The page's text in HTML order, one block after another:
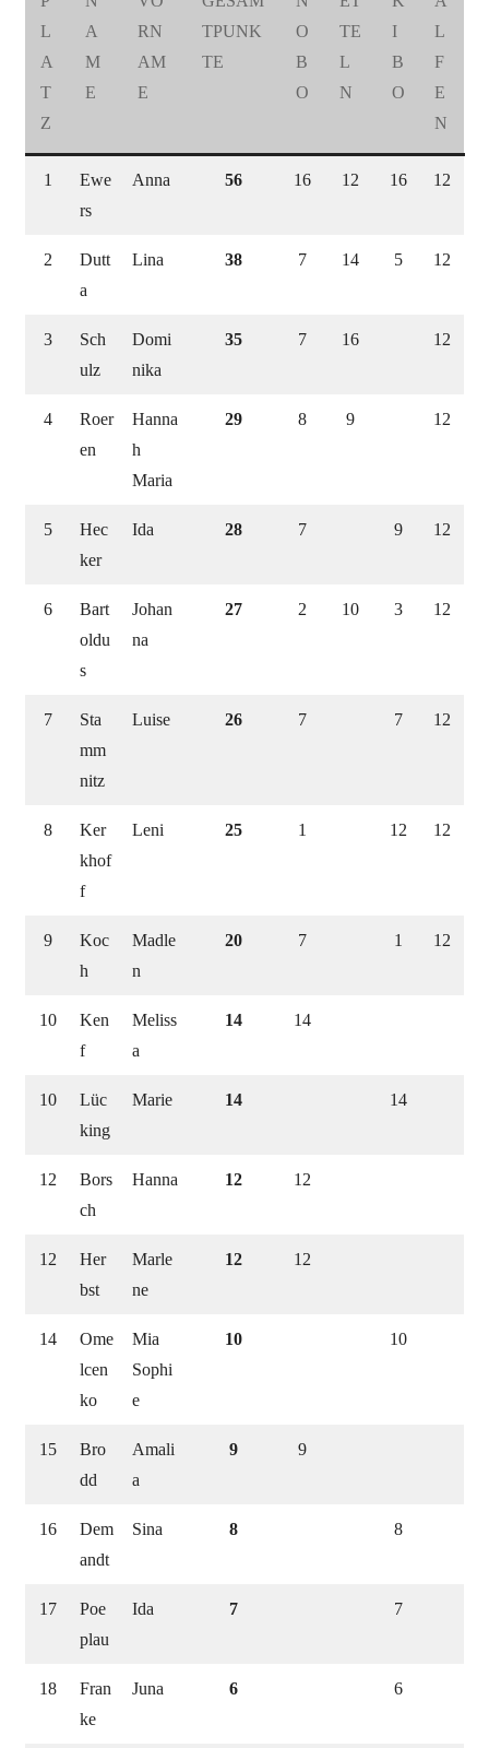
L
A
T
Z
A
M
E
RN
AM
E
TPUNK
TE
O
B
O
TE
L
N
I
B
O
L
F
E
N
1
Ewe
rs
Anna 56 16 12 16 12
2
Dutt
a
Lina 38 7 14 5 12
3
Sch
ulz
Domi
nika
35 7 16 12
4
Roer
en
Hanna
h
Maria
29 8 9 12
5
Hec
ker
Ida 28 7 9 12
6
Bart
oldu
s
Johan
na
27 2 10 3 12
7
Sta
mm
nitz
Luise 26 7 7 12
8
Ker
khof
f
Leni 25 1 12 12
9
Koc
h
Madle
n
20 7 1 12
10
Ken
f
Meliss
a
14 14
10
Lüc
king
Marie 14 14
12
Bors
ch
Hanna 12 12
12
Her
bst
Marle
ne
12 12
14
Ome
lcen
ko
Mia
Sophi
e
10 10
15
Bro
dd
Amali
a
9 9
16
Dem
andt
Sina 8 8
17
Poe
plau
Ida 7 7
18
Fran
ke
Juna 6 6